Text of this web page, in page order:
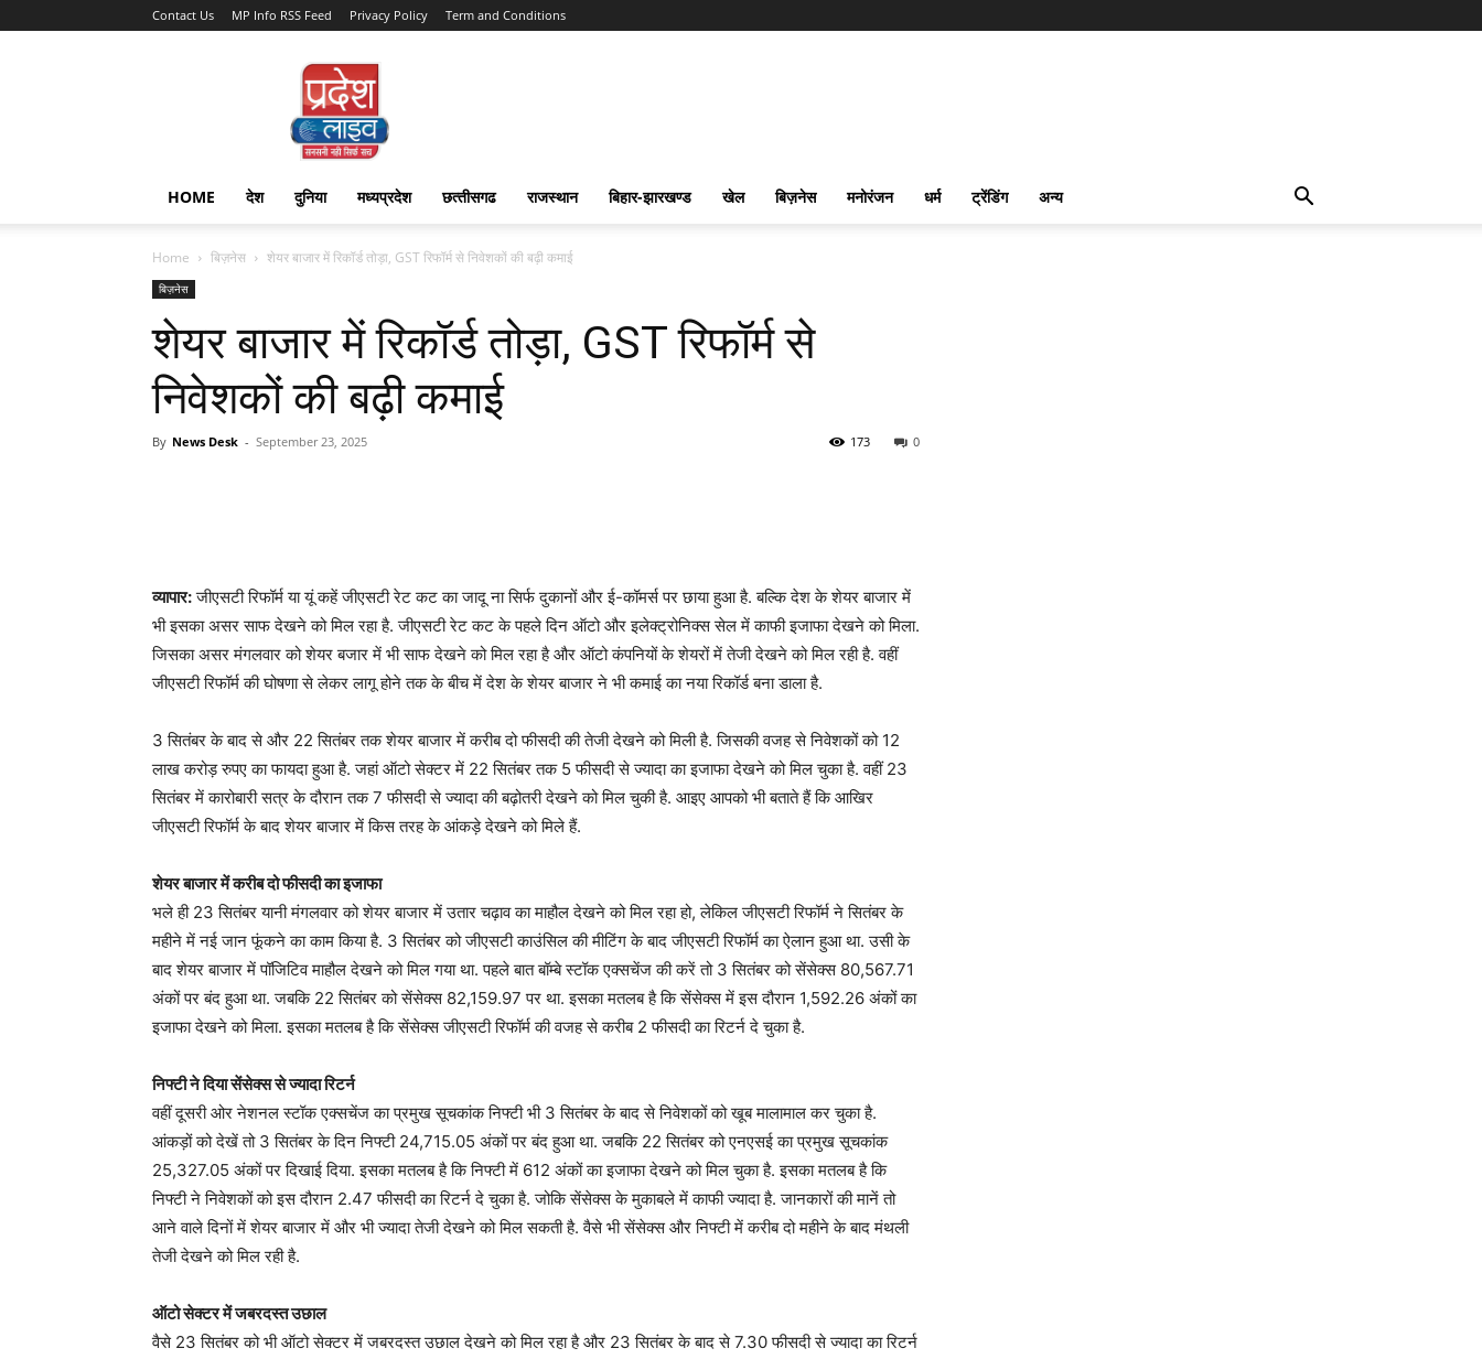
Contact Us MP Info RSS Feed Privacy Policy Term and Conditions
Pradesh
Live
HOME देश दुनिया मध्यप्रदेश छत्‍तीसगढ राजस्‍थान बिहार-झारखण्‍ड खेल बिज़नेस मनोरंजन धर्म ट्रेंडिंग अन्य
Home बिज़नेस शेयर बाजार में रिकॉर्ड तोड़ा, GST रिफॉर्म से निवेशकों की बढ़ी कमाई
बिज़नेस
शेयर बाजार में रिकॉर्ड तोड़ा, GST रिफॉर्म से
निवेशकों की बढ़ी कमाई
By News Desk - September 23, 2025 0
173
व्यापार:जीएसटी रिफॉर्म या यूं कहें जीएसटी रेट कट का जादू ना सिर्फ दुकानों और ई-कॉमर्स पर छाया हुआ है. बल्कि देश के शेयर बाजार में
भी इसका असर साफ देखने को मिल रहा है. जीएसटी रेट कट के पहले दिन ऑटो और इलेक्ट्रोनिक्स सेल में काफी इजाफा देखने को मिला.
जिसका असर मंगलवार को शेयर बजार में भी साफ देखने को मिल रहा है और ऑटो कंपनियों के शेयरों में तेजी देखने को मिल रही है. वहीं
जीएसटी रिफॉर्म की घोषणा से लेकर लागू होने तक के बीच में देश के शेयर बाजार ने भी कमाई का नया रिकॉर्ड बना डाला है.
3 सितंबर के बाद से और 22 सितंबर तक शेयर बाजार में करीब दो फीसदी की तेजी देखने को मिली है. जिसकी वजह से निवेशकों को 12
लाख करोड़ रुपए का फायदा हुआ है. जहां ऑटो सेक्टर में 22 सितंबर तक 5 फीसदी से ज्यादा का इजाफा देखने को मिल चुका है. वहीं 23
सितंबर में कारोबारी सत्र के दौरान तक 7 फीसदी से ज्यादा की बढ़ोतरी देखने को मिल चुकी है. आइए आपको भी बताते हैं कि आखिर
जीएसटी रिफॉर्म के बाद शेयर बाजार में किस तरह के आंकड़े देखने को मिले हैं.
शेयर बाजार में करीब दो फीसदी का इजाफा
भले ही 23 सितंबर यानी मंगलवार को शेयर बाजार में उतार चढ़ाव का माहौल देखने को मिल रहा हो, लेकिल जीएसटी रिफॉर्म ने सितंबर के
महीने में नई जान फूंकने का काम किया है. 3 सितंबर को जीएसटी काउंसिल की मीटिंग के बाद जीएसटी रिफॉर्म का ऐलान हुआ था. उसी के
बाद शेयर बाजार में पॉजिटिव माहौल देखने को मिल गया था. पहले बात बॉम्बे स्टॉक एक्सचेंज की करें तो 3 सितंबर को सेंसेक्स 80,567.71
अंकों पर बंद हुआ था. जबकि 22 सितंबर को सेंसेक्स 82,159.97 पर था. इसका मतलब है कि सेंसेक्स में इस दौरान 1,592.26 अंकों का
इजाफा देखने को मिला. इसका मतलब है कि सेंसेक्स जीएसटी रिफॉर्म की वजह से करीब 2 फीसदी का रिटर्न दे चुका है.
निफ्टी ने दिया सेंसेक्स से ज्यादा रिटर्न
वहीं दूसरी ओर नेशनल स्टॉक एक्सचेंज का प्रमुख सूचकांक निफ्टी भी 3 सितंबर के बाद से निवेशकों को खूब मालामाल कर चुका है.
आंकड़ों को देखें तो 3 सितंबर के दिन निफ्टी 24,715.05 अंकों पर बंद हुआ था. जबकि 22 सितंबर को एनएसई का प्रमुख सूचकांक
25,327.05 अंकों पर दिखाई दिया. इसका मतलब है कि निफ्टी में 612 अंकों का इजाफा देखने को मिल चुका है. इसका मतलब है कि
निफ्टी ने निवेशकों को इस दौरान 2.47 फीसदी का रिटर्न दे चुका है. जोकि सेंसेक्स के मुकाबले में काफी ज्यादा है. जानकारों की मानें तो
आने वाले दिनों में शेयर बाजार में और भी ज्यादा तेजी देखने को मिल सकती है. वैसे भी सेंसेक्स और निफ्टी में करीब दो महीने के बाद मंथली
तेजी देखने को मिल रही है.
ऑटो सेक्टर में जबरदस्त उछाल
वैसे 23 सितंबर को भी ऑटो सेक्टर में जबरदस्त उछाल देखने को मिल रहा है और 23 सितंबर के बाद से 7.30 फीसदी से ज्यादा का रिटर्न